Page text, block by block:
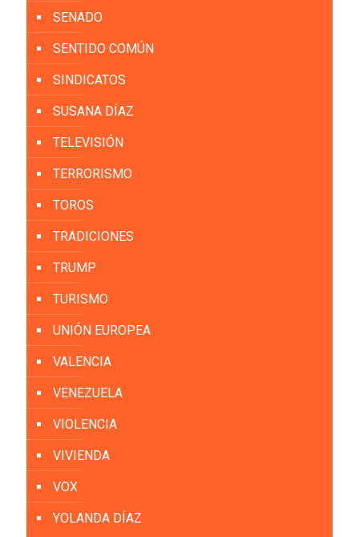
SENADO
SENTIDO COMÚN
SINDICATOS
SUSANA DÍAZ
TELEVISIÓN
TERRORISMO
TOROS
TRADICIONES
TRUMP
TURISMO
UNIÓN EUROPEA
VALENCIA
VENEZUELA
VIOLENCIA
VIVIENDA
VOX
YOLANDA DÍAZ